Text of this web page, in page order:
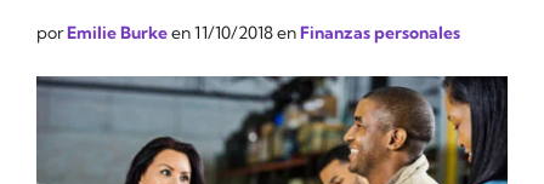
porEmilie Burkeen11/10/2018enFinanzas personales